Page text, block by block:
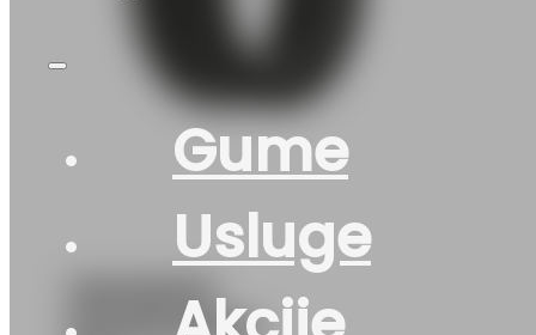
Gume
Usluge
195/65R15